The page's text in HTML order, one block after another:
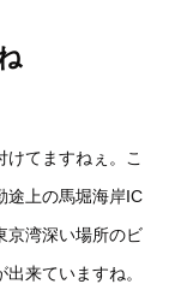
てますねぇ。こ
途上の馬堀海岸IC
京湾深い場所のビ
来ていますね。